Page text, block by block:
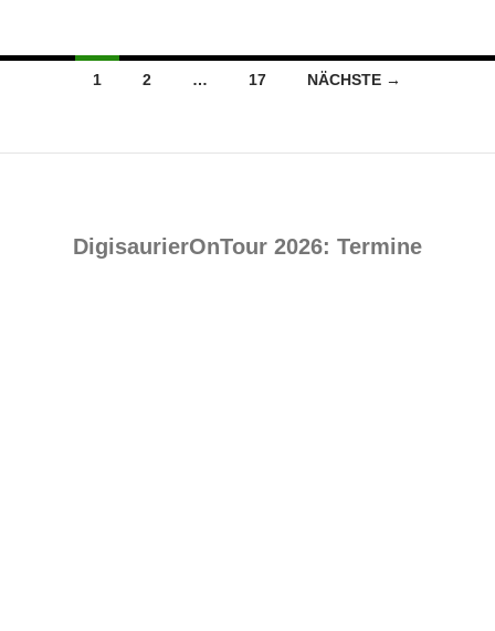
Beitragsnavigation
1 2 … 17 NÄCHSTE →
DigisaurierOnTour 2026: Termine